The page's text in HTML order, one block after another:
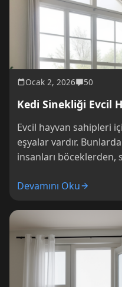
Ocak 2, 2026 50
Kedi Sinekliği Evcil
Evcil hayvan sahipleri
eşyalar vardır.
insanları böceklerden,
Devamını Oku